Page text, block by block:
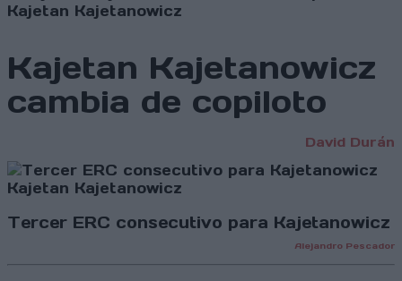
Kajetan Kajetanowicz
Kajetan Kajetanowicz
cambia de copiloto
David Durán
Kajetan Kajetanowicz
Tercer ERC consecutivo para Kajetanowicz
Alejandro Pescador